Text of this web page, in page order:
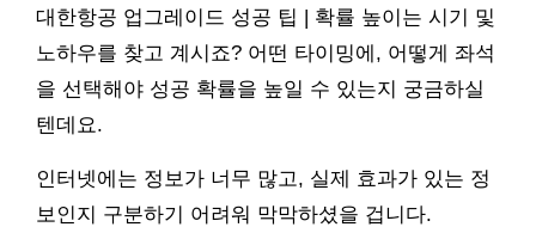
대한항공 업그레이드 성공 팁 | 확률 높이는 시기 및
노하우를 찾고 계시죠? 어떤 타이밍에, 어떻게 좌석
을 선택해야 성공 확률을 높일 수 있는지 궁금하실
텐데요.
인터넷에는 정보가 너무 많고, 실제 효과가 있는 정
보인지 구분하기 어려워 막막하셨을 겁니다.